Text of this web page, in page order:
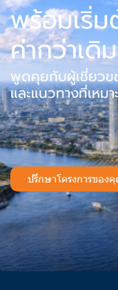
พร้อมเริ่
ค่ากว่าเดิม
พูดคุยกับผู้เชี่ยวข
และแนวทางที่เห
ปรึกษาโครงการของ